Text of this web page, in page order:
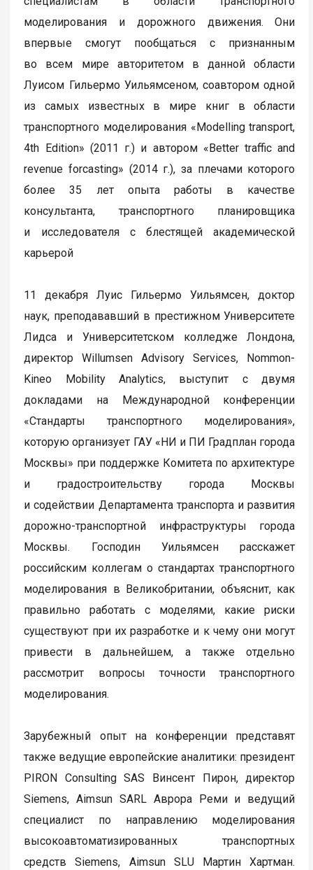
моделирования и дорожного движения. Они
впервые смогут пообщаться с признанным
во всем мире авторитетом в данной области
Луисом Гильермо Уильямсеном, соавтором одной
из самых известных в мире книг в области
транспортного моделирования «Modelling transport,
4th Edition» (2011 г.) и автором «Better traffic and
revenue forcasting» (2014 г.), за плечами которого
более 35 лет опыта работы в качестве
консультанта, транспортного планировщика
и исследователя с блестящей академической
карьерой
11 декабря Луис Гильермо Уильямсен, доктор
наук, преподававший в престижном Университете
Лидса и Университетском колледже Лондона,
директор Willumsen Advisory Services, Nommon-
Kineo Mobility Analytics, выступит с двумя
докладами на Международной конференции
«Стандарты транспортного моделирования»,
которую организует ГАУ «НИ и ПИ Градплан города
Москвы» при поддержке Комитета по архитектуре
и градостроительству города Москвы
и содействии Департамента транспорта и развития
дорожно-транспортной инфраструктуры города
Москвы. Господин Уильямсен расскажет
российским коллегам о стандартах транспортного
моделирования в Великобритании, объяснит, как
правильно работать с моделями, какие риски
существуют при их разработке и к чему они могут
привести в дальнейшем, а также отдельно
рассмотрит вопросы точности транспортного
моделирования.
Зарубежный опыт на конференции представят
также ведущие европейские аналитики: президент
PIRON Consulting SAS Винсент Пирон, директор
Siemens, Aimsun SARL Аврора Реми и ведущий
специалист по направлению моделирования
высокоавтоматизированных транспортных
средств Siemens, Aimsun SLU Мартин Хартман.